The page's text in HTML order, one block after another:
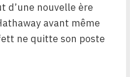
d’une nouvelle ère
avant même
ne quitte son poste